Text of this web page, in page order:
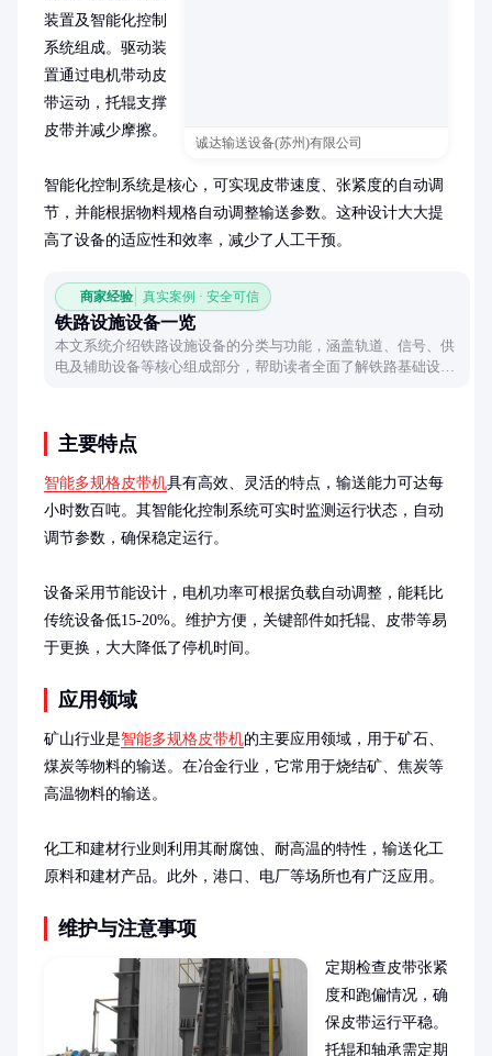
诚达输送设备(苏州)有限公司
装置及智能化控制
系统组成。驱动装
置通过电机带动皮
带运动，托辊支撑
皮带并减少摩擦。
智能化控制系统是核心，可实现皮带速度、张紧度的自动调
节，并能根据物料规格自动调整输送参数。这种设计大大提
高了设备的适应性和效率，减少了人工干预。
商家经验 真实案例 · 安全可信
铁路设施设备一览
本文系统介绍铁路设施设备的分类与功能，涵盖轨道、信号、供
电及辅助设备等核心组成部分，帮助读者全面了解铁路基础设施
主要特点
智能多规格皮带机具有高效、灵活的特点，输送能力可达每
小时数百吨。其智能化控制系统可实时监测运行状态，自动
调节参数，确保稳定运行。
设备采用节能设计，电机功率可根据负载自动调整，能耗比
传统设备低15-20%。维护方便，关键部件如托辊、皮带等易
于更换，大大降低了停机时间。
应用领域
矿山行业是智能多规格皮带机的主要应用领域，用于矿石、
煤炭等物料的输送。在冶金行业，它常用于烧结矿、焦炭等
高温物料的输送。
化工和建材行业则利用其耐腐蚀、耐高温的特性，输送化工
原料和建材产品。此外，港口、电厂等场所也有广泛应用。
维护与注意事项
定期检查皮带张紧
度和跑偏情况，确
保皮带运行平稳。
托辊和轴承需定期